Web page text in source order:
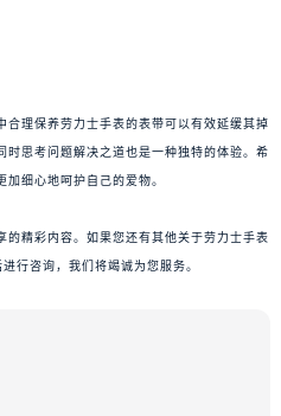
合理保养劳力士手表的表带可以有效延缓其掉
时思考问题解决之道也是一种独特的体验。希
细心地呵护自己的爱物。
的精彩内容。如果您还有其他关于劳力士手表
行咨询，我们将竭诚为您服务。